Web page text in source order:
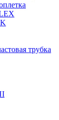
трубка